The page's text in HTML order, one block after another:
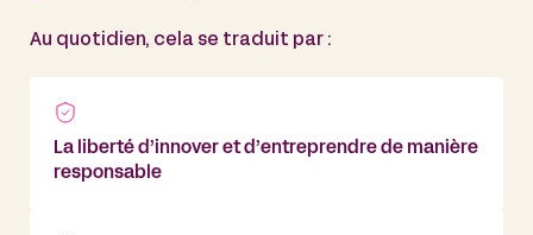
Au quotidien, cela se traduit par :
La liberté d’innover et d’entreprendre de manière
responsable